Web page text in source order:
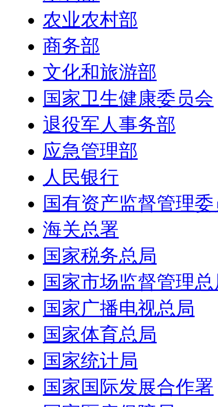
农业农村部
商务部
文化和旅游部
国家卫生健康委员会
退役军人事务部
应急管理部
人民银行
国有资产监督管理
海关总署
国家税务总局
国家市场监督管理
国家广播电视总局
国家体育总局
国家统计局
国家国际发展合作署